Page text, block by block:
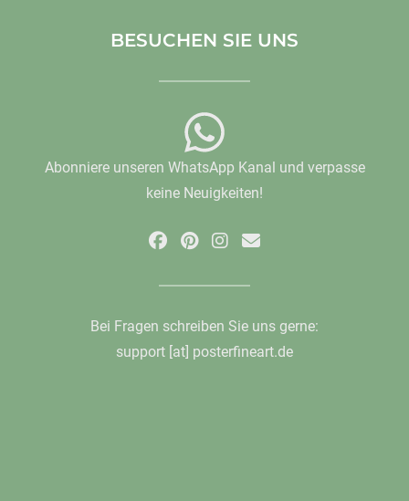
BESUCHEN SIE UNS
Abonniere unseren WhatsApp Kanal und verpasse
keine Neuigkeiten!
Bei Fragen schreiben Sie uns gerne:
support [at] posterfineart.de